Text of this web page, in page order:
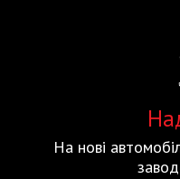
На нові